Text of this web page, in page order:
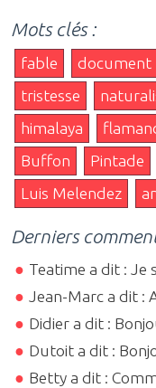
Mots clés :
fable document
tristesse
himalaya
Buffon
Pintade
Luis Melendez
Derniers
Teatime a dit : Je
Jean-Marc a dit :
Didier a dit :
Dutoit a dit :
Betty a dit :